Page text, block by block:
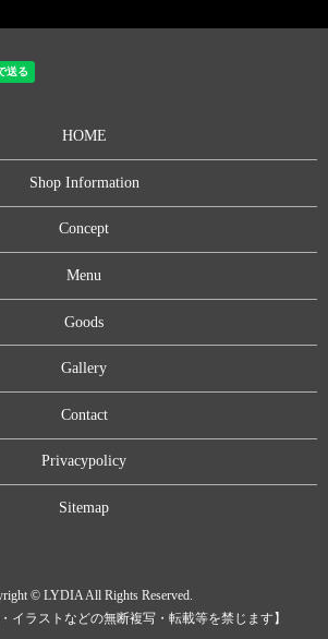
HOME
Shop Information
Concept
Menu
Goods
Gallery
Contact
Privacypolicy
Sitemap
© LYDIA All Rights Reserved.
イラストなどの無断複写・転載等を禁じます】